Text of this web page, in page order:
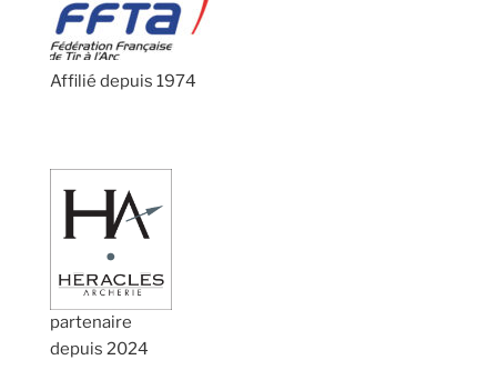
Affilié depuis 1974
partenaire
depuis 2024